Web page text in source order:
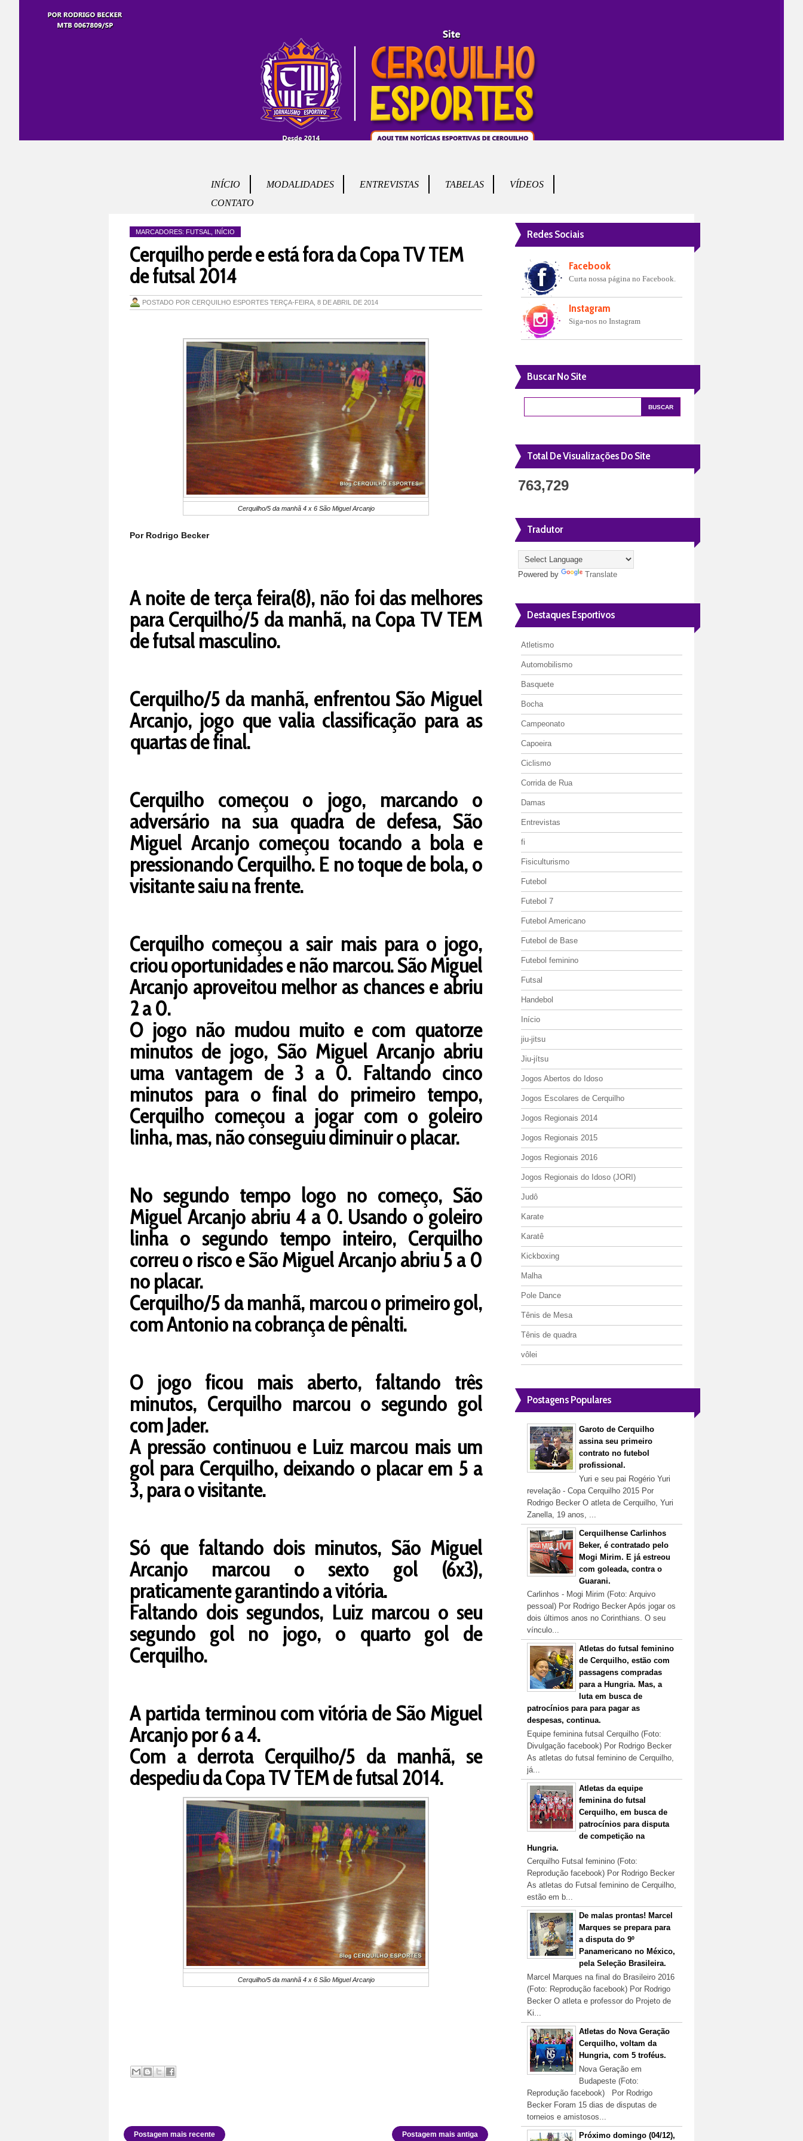
INÍCIO MODALIDADES ENTREVISTAS TABELAS
VÍDEOS
CONTATO
MARCADORES: FUTSAL INÍCIO
Cerquilho perde e está fora da Copa TV TEM
de futsal 2014
POSTADO POR CERQUILHO ESPORTES TERÇA-FEIRA, 8 DE ABRIL DE 2014
Cerquilho/5 da manhã 4 x 6 São Miguel Arcanjo
Por Rodrigo Becker
A noite de terça feira(8), não foi das melhores
para Cerquilho/5 da manhã, na Copa TV TEM
de futsal masculino.
Cerquilho/5 da manhã, enfrentou São Miguel
Arcanjo, jogo que valia classificação para as
quartas de final.
Cerquilho começou o jogo, marcando o
adversário na sua quadra de defesa, São
Miguel Arcanjo começou tocando a bola e
pressionando Cerquilho. E no toque de bola, o
visitante saiu na frente.
Cerquilho começou a sair mais para o jogo,
criou oportunidades e não marcou. São Miguel
Arcanjo aproveitou melhor as chances e abriu
2 a 0.
O jogo não mudou muito e com quatorze
minutos de jogo, São Miguel Arcanjo abriu
uma vantagem de 3 a 0. Faltando cinco
minutos para o final do primeiro tempo,
Cerquilho começou a jogar com o goleiro
linha, mas, não conseguiu diminuir o placar.
No segundo tempo logo no começo, São
Miguel Arcanjo abriu 4 a 0. Usando o goleiro
linha o segundo tempo inteiro, Cerquilho
correu o risco e São Miguel Arcanjo abriu 5 a 0
no placar.
Cerquilho/5 da manhã, marcou o primeiro gol,
com Antonio na cobrança de pênalti.
O jogo ficou mais aberto, faltando três
minutos, Cerquilho marcou o segundo gol
com Jader.
A pressão continuou e Luiz marcou mais um
gol para Cerquilho, deixando o placar em 5 a
3, para o visitante.
Só que faltando dois minutos, São Miguel
Arcanjo marcou o sexto gol (6x3),
praticamente garantindo a vitória.
Faltando dois segundos, Luiz marcou o seu
segundo gol no jogo, o quarto gol de
Cerquilho.
A partida terminou com vitória de São Miguel
Arcanjo por 6 a 4.
Com a derrota Cerquilho/5 da manhã, se
despediu da Copa TV TEM de futsal 2014.
Cerquilho/5 da manhã 4 x 6 São Miguel Arcanjo
Postagem mais recente Postagem mais antiga
Redes Sociais
Facebook
Curta nossa página no Facebook.
Instagram
Siga-nos no Instagram
Buscar No Site
Total De Visualizações Do Site
763,729
Tradutor
Powered by Translate
Destaques Esportivos
Atletismo
Automobilismo
Basquete
Bocha
Campeonato
Capoeira
Ciclismo
Corrida de Rua
Damas
Entrevistas
fi
Fisiculturismo
Futebol
Futebol 7
Futebol Americano
Futebol de Base
Futebol feminino
Futsal
Handebol
Início
jiu-jitsu
Jiu-jítsu
Jogos Abertos do Idoso
Jogos Escolares de Cerquilho
Jogos Regionais 2014
Jogos Regionais 2015
Jogos Regionais 2016
Jogos Regionais do Idoso (JORI)
Judô
Karate
Karatê
Kickboxing
Malha
Pole Dance
Tênis de Mesa
Tênis de quadra
vôlei
Postagens Populares
Garoto de Cerquilho
assina seu primeiro
contrato no futebol
profissional.
Yuri e seu pai Rogério Yuri
revelação - Copa Cerquilho 2015 Por
Rodrigo Becker O atleta de Cerquilho, Yuri
Zanella, 19 anos, ...
Cerquilhense Carlinhos
Beker, é contratado pelo
Mogi Mirim. E já estreou
com goleada, contra o
Guarani.
Carlinhos - Mogi Mirim (Foto: Arquivo
pessoal) Por Rodrigo Becker Após jogar os
dois últimos anos no Corinthians. O seu
vínculo...
Atletas do futsal feminino
de Cerquilho, estão com
passagens compradas
para a Hungria. Mas, a
luta em busca de
patrocínios para para pagar as
despesas, continua.
Equipe feminina futsal Cerquilho (Foto:
Divulgação facebook) Por Rodrigo Becker
As atletas do futsal feminino de Cerquilho,
já...
Atletas da equipe
feminina do futsal
Cerquilho, em busca de
patrocínios para disputa
de competição na
Hungria.
Cerquilho Futsal feminino (Foto:
Reprodução facebook) Por Rodrigo Becker
As atletas do Futsal feminino de Cerquilho,
estão em b...
De malas prontas! Marcel
Marques se prepara para
a disputa do 9º
Panamericano no México,
pela Seleção Brasileira.
Marcel Marques na final do Brasileiro 2016
(Foto: Reprodução facebook) Por Rodrigo
Becker O atleta e professor do Projeto de
Ki...
Atletas do Nova Geração
Cerquilho, voltam da
Hungria, com 5 troféus.
Nova Geração em
Budapeste (Foto:
Reprodução facebook) Por Rodrigo
Becker Foram 15 dias de disputas de
torneios e amistosos...
Próximo domingo (04/12),